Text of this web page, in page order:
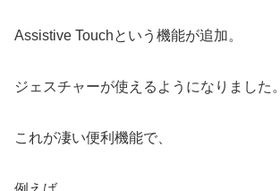
Assistive Touchという機能が追加。
ジェスチャーが使えるようになりました。
これが凄い便利機能で、